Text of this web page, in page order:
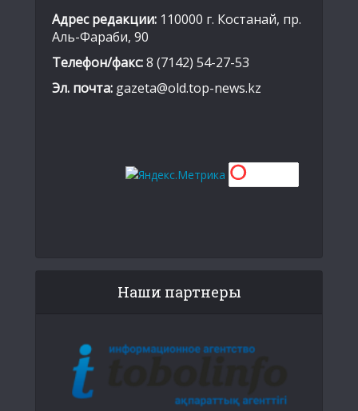
Адрес редакции: 110000 г. Костанай, пр.
Аль-Фараби, 90
Телефон/факс:8 (7142) 54-27-53
Эл. почта: gazeta@old.top-news.kz
Наши партнеры